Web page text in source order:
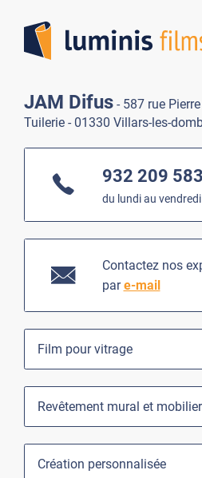
JAM Difus - 587 rue
Tuilerie - 01330 Villars-les-
932 209 583
du lundi au
Contactez nos
pare-mail
Film pour vitrage
Revêtement mural et mobilier
Création personnalisée